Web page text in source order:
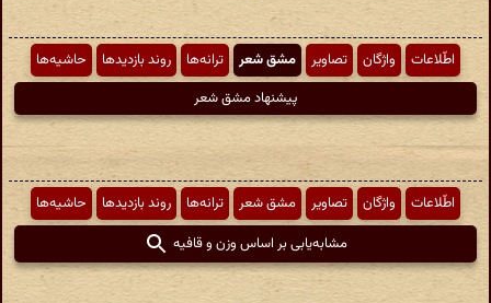
اطّلاعات واژگان تصاویر مشق شعر ترانه‌ها روند بازدیدها
حاشیه‌ها
پیشنهاد مشق شعر
اطّلاعات واژگان تصاویر مشق شعر ترانه‌ها روند بازدیدها
حاشیه‌ها
مشابه‌یابی بر اساس وزن و قافیه